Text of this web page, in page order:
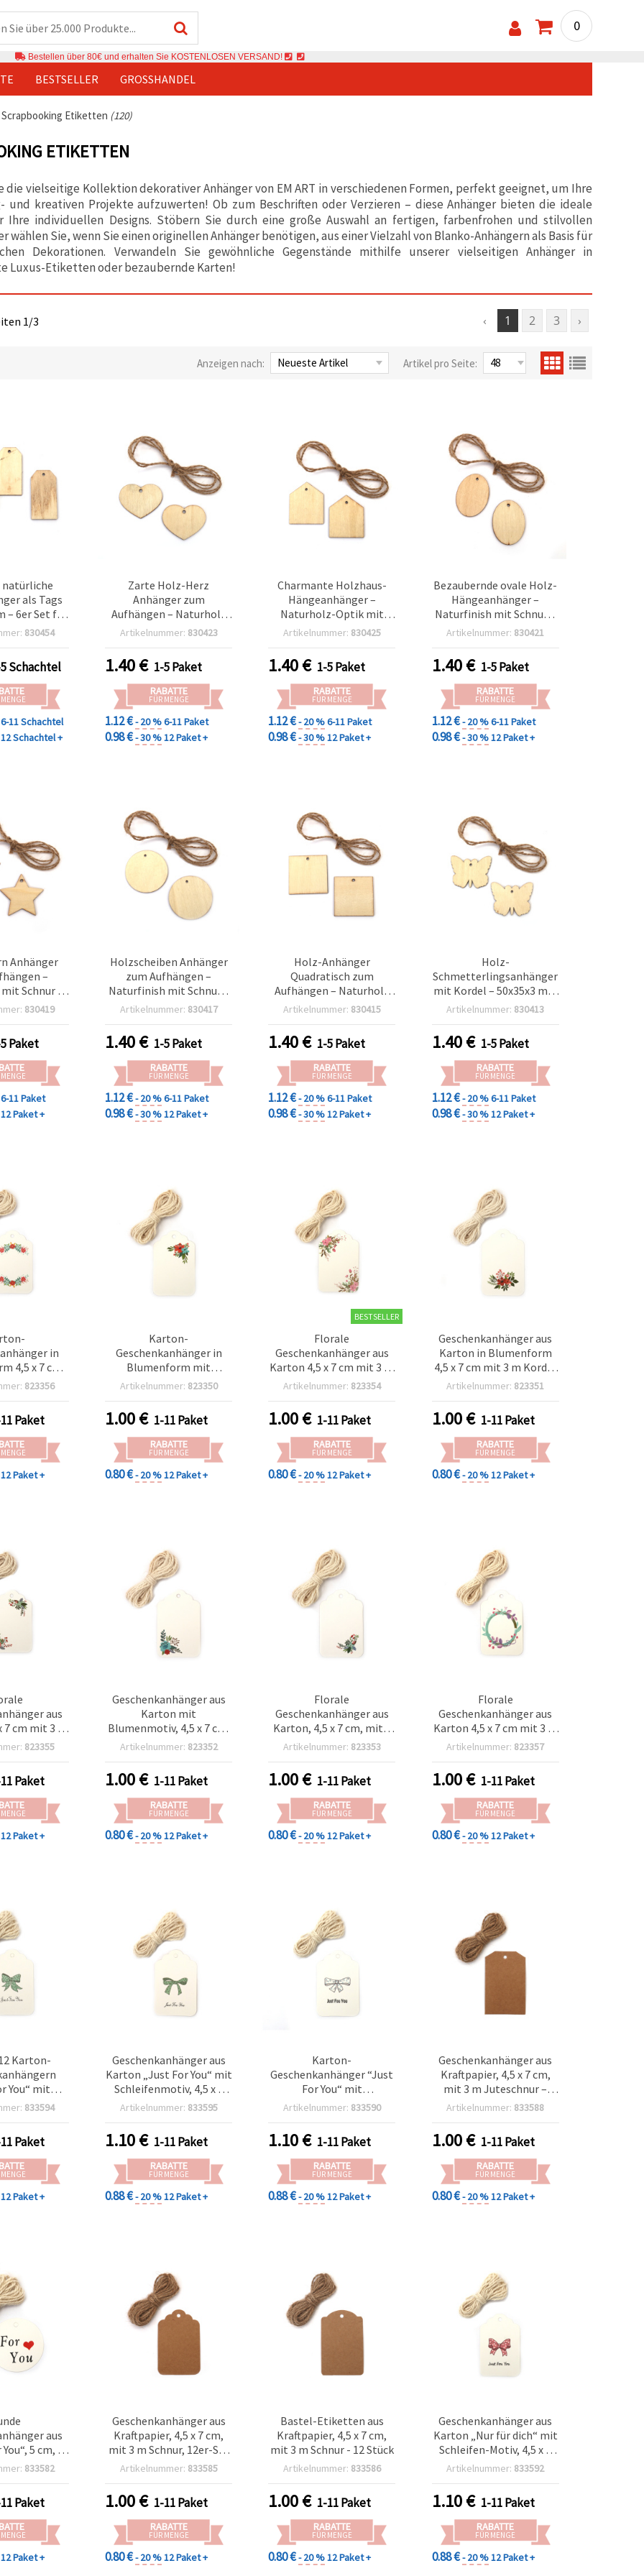
0
Bestellen über 80€ und erhalten Sie KOSTENLOSEN VERSAND!
BESTSELLER GROSSHANDEL
Scrapbooking Etiketten (120)
ETIKETTEN
die vielseitige Kollektion dekorativer Anhänger von EM ART in verschiedenen Formen, perfekt geeignet, um Ihre
und kreativen Projekte aufzuwerten! Ob zum Beschriften oder Verzieren – diese Anhänger bieten die ideale
Ihre individuellen Designs. Stöbern Sie durch eine große Auswahl an fertigen, farbenfrohen und stilvollen
wählen Sie, wenn Sie einen originellen Anhänger benötigen, aus einer Vielzahl von Blanko-Anhängern als Basis für
Dekorationen. Verwandeln Sie gewöhnliche Gegenstände mithilfe unserer vielseitigen Anhänger in
Luxus-Etiketten oder bezaubernde Karten!
‹ 1 2 3 ›
1/3
Anzeigen nach: Artikel pro Seite:
als Tags
– 6er Set für
830454
Schachtel
6-11 Schachtel
12 Schachtel +
Zarte Holz-Herz
Anhänger zum
Aufhängen – Naturholz
mit Schnur – 50x3 mm,
Basteln, DIY Deko,
Hochzeitsdeko &
Geschenkverpackung
Artikelnummer: 830423
1.40€ 1-5 Paket
RABATTE
FÜR MENGE
1.12 €- 20 %6-11 Paket
0.98 €- 30 %12 Paket +
Charmante Holzhaus-
Hängeanhänger –
Naturholz-Optik mit
Schnur – 50 x 3 mm, 6er-
Basteln, Home-Deko &
Geschenkverpackung
Artikelnummer: 830425
1.40€ 1-5 Paket
RABATTE
FÜR MENGE
1.12 €- 20 %6-11 Paket
0.98 €- 30 %12 Paket +
Bezaubernde ovale Holz-
Hängeanhänger –
Naturfinish mit Schnur –
50 x 3 mm, 6er-Set – ideal
Geschenkanhänger &
Deko-Kreationen
Artikelnummer: 830421
1.40€ 1-5 Paket
RABATTE
FÜR MENGE
1.12 €- 20 %6-11 Paket
0.98 €- 30 %12 Paket +
Anhänger
–
Schnur –
Set – ideal
&
Deko
830419
Paket
6-11 Paket
12 Paket +
Holzscheiben Anhänger
zum Aufhängen –
Naturfinish mit Schnur –
50x3 mm, 6er Pack – ideal
Geschenkanhänger &
Deko-Kreationen
Artikelnummer: 830417
1.40€ 1-5 Paket
RABATTE
FÜR MENGE
1.12 €- 20 %6-11 Paket
0.98 €- 30 %12 Paket +
Holz-Anhänger
Quadratisch zum
Aufhängen – Naturholz
mit Schnur – 50 x 3 mm,
Basteln,
Geschenkanhänger &
Deko-Projekte
Artikelnummer: 830415
1.40€ 1-5 Paket
RABATTE
FÜR MENGE
1.12 €- 20 %6-11 Paket
0.98 €- 30 %12 Paket +
Holz-
Schmetterlingsanhänger
mit Kordel – 50x35x3 mm
(Set mit 6) – Ideal für
Bastelprojekte,
Hängedeko & DIY-
Geschenke
Artikelnummer: 830413
1.40€ 1-5 Paket
RABATTE
FÜR MENGE
1.12 €- 20 %6-11 Paket
0.98 €- 30 %12 Paket +
in
4,5 x 7 cm
– 12er-Set
823356
Paket
12 Paket +
Karton-
Geschenkanhänger in
Blumenform mit
Juteschnur, 4,5 x 7 cm, 3
Artikelnummer: 823350
1.00€ 1-11 Paket
RABATTE
FÜR MENGE
0.80 €- 20 %12 Paket +
BESTSELLER
Florale
Geschenkanhänger aus
Karton 4,5 x 7 cm mit 3 m
Kordel - 12er-Set für
Artikelnummer: 823354
1.00€ 1-11 Paket
RABATTE
FÜR MENGE
0.80 €- 20 %12 Paket +
Geschenkanhänger aus
Karton in Blumenform
4,5 x 7 cm mit 3 m Kordel
– 12er-Set, sortiert
Artikelnummer: 823351
1.00€ 1-11 Paket
RABATTE
FÜR MENGE
0.80 €- 20 %12 Paket +
aus
7 cm mit 3 m
– 12 Stück,
823355
Paket
12 Paket +
Geschenkanhänger aus
Karton mit
Blumenmotiv, 4,5 x 7 cm,
mit 3 m Schnur – 12er-Set
Artikelnummer: 823352
1.00€ 1-11 Paket
RABATTE
FÜR MENGE
0.80 €- 20 %12 Paket +
Florale
Geschenkanhänger aus
Karton, 4,5 x 7 cm, mit 3
m Kordel - 12er-Set,
Artikelnummer: 823353
1.00€ 1-11 Paket
RABATTE
FÜR MENGE
0.80 €- 20 %12 Paket +
Florale
Geschenkanhänger aus
Karton 4,5 x 7 cm mit 3 m
Kordel – 12er-Set
Artikelnummer: 823357
1.00€ 1-11 Paket
RABATTE
FÜR MENGE
0.80 €- 20 %12 Paket +
Karton-
You“ mit
4,5 x 7
833594
Paket
12 Paket +
Geschenkanhänger aus
Karton „Just For You“ mit
Schleifenmotiv, 4,5 x 7
cm, 12 Stück, inkl. 3 m
Artikelnummer: 833595
1.10€ 1-11 Paket
RABATTE
FÜR MENGE
0.88 €- 20 %12 Paket +
Karton-
Geschenkanhänger “Just
For You“ mit
Schleifenmotiv, 4,5 x 7
Bastelschnur
Artikelnummer: 833590
1.10€ 1-11 Paket
RABATTE
FÜR MENGE
0.88 €- 20 %12 Paket +
Geschenkanhänger aus
Kraftpapier, 4,5 x 7 cm,
mit 3 m Juteschnur –
12er-Set
Artikelnummer: 833588
1.00€ 1-11 Paket
RABATTE
FÜR MENGE
0.80 €- 20 %12 Paket +
aus
5 cm, 12
m Kordel –
833582
Paket
12 Paket +
Geschenkanhänger aus
Kraftpapier, 4,5 x 7 cm,
mit 3 m Schnur, 12er-Set
– zum Basteln &
Artikelnummer: 833585
1.00€ 1-11 Paket
RABATTE
FÜR MENGE
0.80 €- 20 %12 Paket +
Bastel-Etiketten aus
Kraftpapier, 4,5 x 7 cm,
mit 3 m Schnur - 12 Stück
Artikelnummer: 833586
1.00€ 1-11 Paket
RABATTE
FÜR MENGE
0.80 €- 20 %12 Paket +
Geschenkanhänger aus
Karton „Nur für dich“ mit
Schleifen-Motiv, 4,5 x 7
cm, 12 Stück, inkl. 3 m
Artikelnummer: 833592
1.10€ 1-11 Paket
RABATTE
FÜR MENGE
0.88 €- 20 %12 Paket +